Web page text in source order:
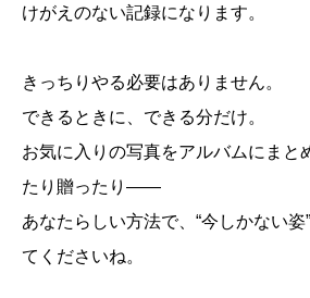
けがえのない記録になります。
きっちりやる必要はありません。
できるときに、できる分だけ。
お気に入りの写真をアルバムにまと
たり贈ったり――
あなたらしい方法で、“今しかない
てくださいね。